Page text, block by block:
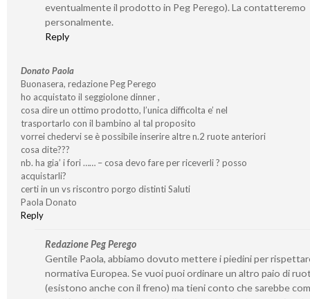
eventualmente il prodotto in Peg Perego). La contatteremo
personalmente.
Reply
Donato Paola
Buonasera, redazione Peg Perego
ho acquistato il seggiolone dinner ,
cosa dire un ottimo prodotto, l’unica difficolta e’ nel
trasportarlo con il bambino al tal proposito
vorrei chedervi se è possibile inserire altre n.2 ruote anteriori
cosa dite???
nb. ha gia’ i fori …… – cosa devo fare per riceverli ? posso
acquistarli?
certi in un vs riscontro porgo distinti Saluti
Paola Donato
Reply
Redazione Peg Perego
Gentile Paola, abbiamo dovuto mettere i piedini per
normativa Europea. Se vuoi puoi ordinare un altro paio di
(esistono anche con il freno) ma tieni conto che sarebbe